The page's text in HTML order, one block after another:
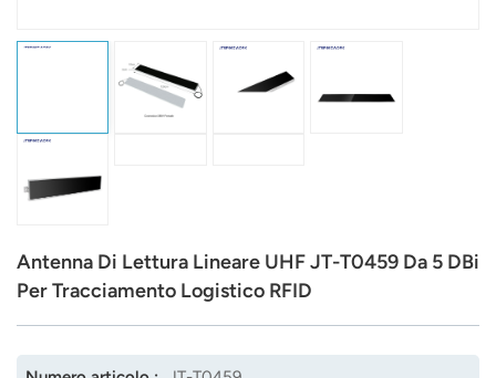
Türk
แบบไทย
Tiếng Việt
Antenna Di Lettura Lineare UHF JT-T0459 Da 5 DBi
Per Tracciamento Logistico RFID